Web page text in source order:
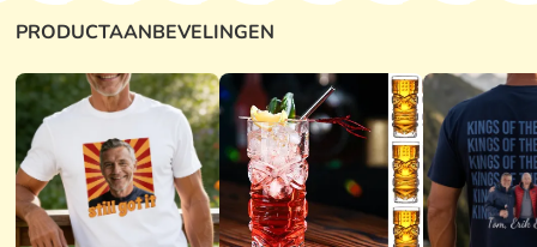
PRODUCTAANBEVELINGEN